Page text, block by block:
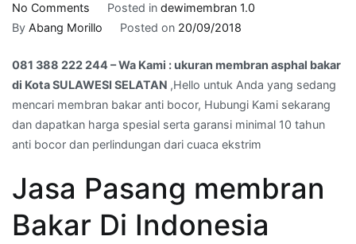
No Comments
081
222
244
–
Wa
Kami
ukuran
asphal
Posted in dewimembran 1.0
By Abang Morillo Posted on 20/09/2018
081 388 222 244 – Wa Kami : ukuran membran asphal bakar
di Kota SULAWESI SELATAN ,Hello untuk Anda yang sedang
mencari membran bakar anti bocor, Hubungi Kami sekarang
dan dapatkan harga spesial serta garansi minimal 10 tahun
anti bocor dan perlindungan dari cuaca ekstrim
Jasa Pasang membran
Bakar Di Indonesia